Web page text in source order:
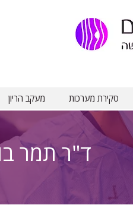
סקירת מערכות מעקב הריון
ד"ר תמר